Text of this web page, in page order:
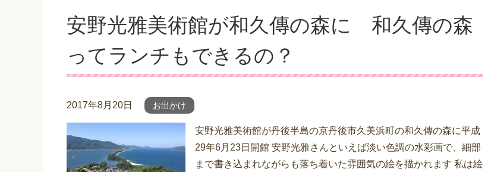
安野光雅美術館が和久傳の森に 和久傳の森
ってランチもできるの？
2017年8月20日 お出かけ
安野光雅美術館が丹後半島の京丹後市久美浜町の和久傳の森に平成
29年6月23日開館 安野光雅さんといえば淡い色調の水彩画で、細部
まで書き込まれながらも落ち着いた雰囲気の絵を描かれます 私は絵